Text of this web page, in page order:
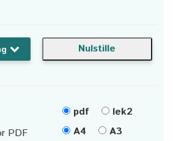
pdf
lek2
PDF
A4
A3